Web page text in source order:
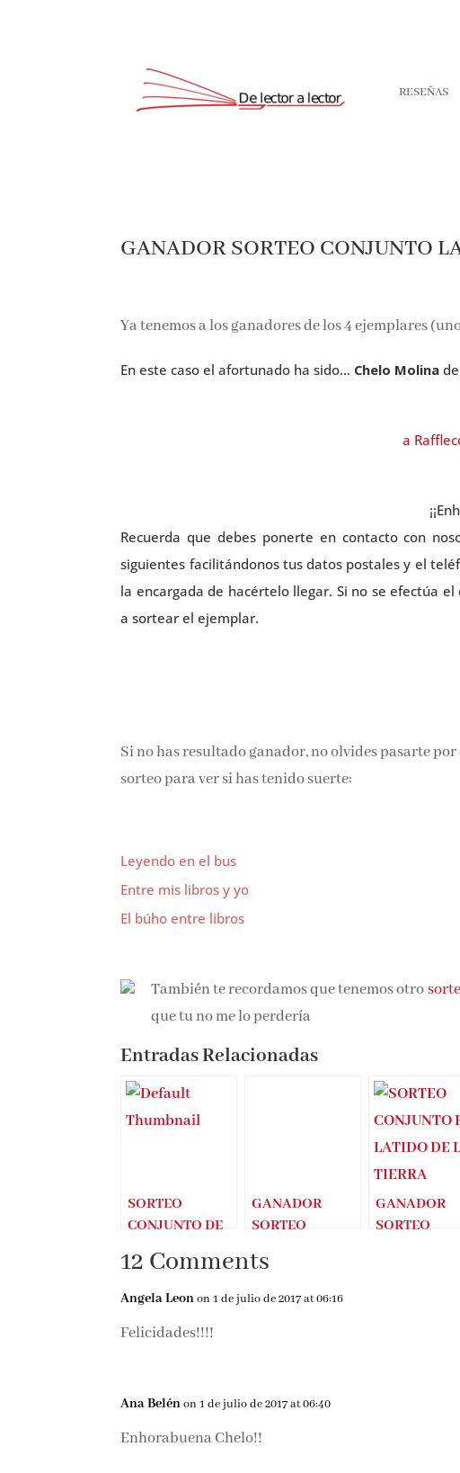
RESEÑAS
GANADOR SORTEO CONJUNTO
Ya tenemos a los ganadores de los 4 ejemplares
En este caso el afortunado ha sido… Chelo Molinade
a
Recuerda que debes ponerte en contacto con
siguientes facilitándonos tus datos postales y el
la encargada de hacértelo llegar. Si no se efectúa
a sortear el ejemplar.
Si no has resultado ganador, no olvides pasarte
sorteo para ver si has tenido suerte:
Leyendo en el bus
Entre mis libros y yo
El búho entre libros
También te recordamos que tenemos otro
que tu no me lo perdería
Entradas Relacionadas
SORTEO
CONJUNTO DE
(Franck Thilliez)
GANADOR
SORTEO
ORFEBRE
GANADOR
SORTEO
12 Comments
Angela Leon on 1 de julio de 2017 at 06:16
Felicidades!!!!
Ana Belén on 1 de julio de 2017 at 06:40
Enhorabuena Chelo!!